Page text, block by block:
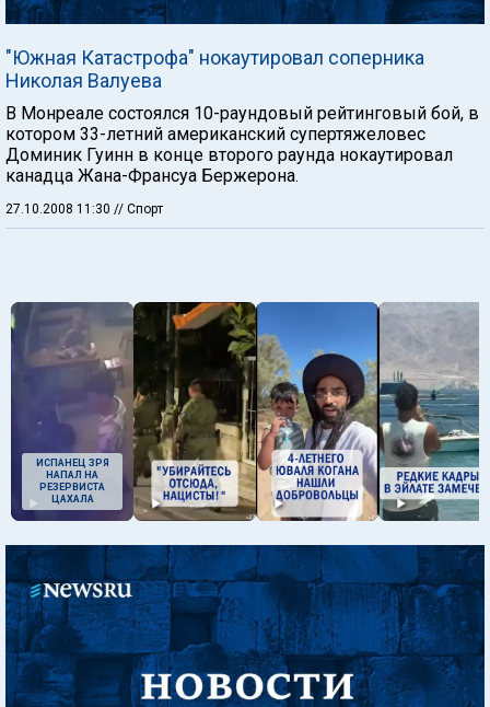
"Южная Катастрофа" нокаутировал соперника
Николая Валуева
В Монреале состоялся 10-раундовый рейтинговый бой, в
котором 33-летний американский супертяжеловес
Доминик Гуинн в конце второго раунда нокаутировал
канадца Жана-Франсуа Бержерона.
27.10.2008 11:30 // Спорт
ИСПАНЕЦ ЗРЯ
НАПАЛ НА
РЕЗЕРВИСТА
ЦАХАЛА